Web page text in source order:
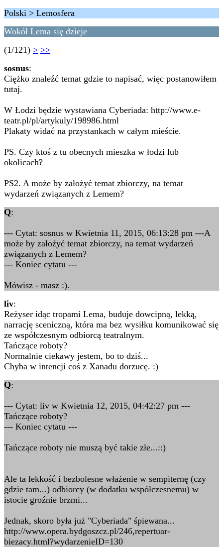
Polski > Lemosfera
Wokół Lema się dzieje
(1/121) > >>
sosnus:
Ciężko znaleźć temat gdzie to napisać, więc postanowiłem
tutaj.
W Łodzi będzie wystawiana Cyberiada: http://www.e-
teatr.pl/pl/artykuly/198986.html
Plakaty widać na przystankach w całym mieście.
PS. Czy ktoś z tu obecnych mieszka w łodzi lub
okolicach?
PS2. A może by założyć temat zbiorczy, na temat
wydarzeń związanych z Lemem?
Q:
--- Cytat: sosnus w Kwietnia 11, 2015, 06:13:28 pm ---A
może by założyć temat zbiorczy, na temat wydarzeń
związanych z Lemem?
--- Koniec cytatu ---
Mówisz - masz :).
liv:
Reżyser idąc tropami Lema, buduje dowcipną, lekką,
narrację sceniczną, która ma bez wysiłku komunikować się
ze współczesnym odbiorcą teatralnym.
Tańczące roboty?
Normalnie ciekawy jestem, bo to dziś...
Chyba w intencji coś z Xanadu dorzucę. :)
Q:
--- Cytat: liv w Kwietnia 12, 2015, 04:42:27 pm ---
Tańczące roboty?
--- Koniec cytatu ---
Tańczące roboty nie muszą być takie złe...::)
Ale ta lekkość i bezbolesne włażenie w sempiternę (czy
gdzie tam...) odbiorcy (w dodatku współczesnemu) w
istocie groźnie brzmi...
Jednak, skoro była już "Cyberiada" śpiewana...
http://www.opera.bydgoszcz.pl/246,repertuar-
biezacy.html?wydarzenieID=130